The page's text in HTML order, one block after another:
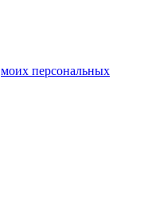
моих персональных